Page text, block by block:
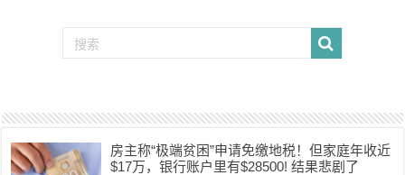
房主称“极端贫困”申请免缴地税！但家庭年收近
$17万，银行账户里有$28500! 结果悲剧了